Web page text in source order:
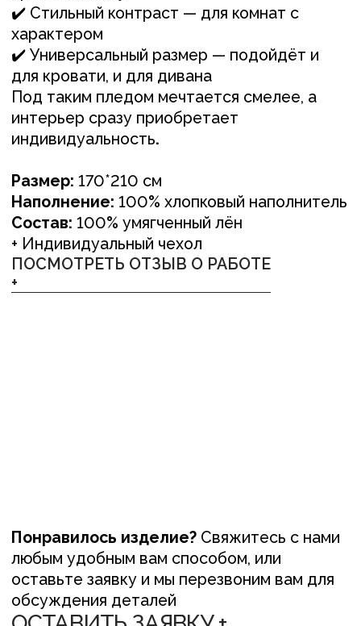
Понравилось изделие?
Свяжитесь с нами
любым удобным вам способом, или
оставьте заявку и мы перезвоним вам для
обсуждения деталей
ОСТАВИТЬ ЗАЯВКУ +